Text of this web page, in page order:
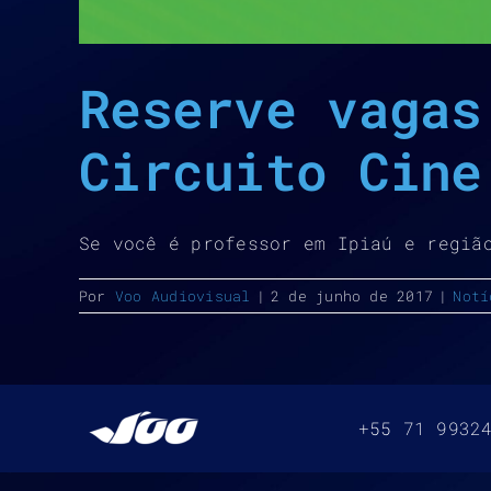
Reserve
Circuito Cine
Se você é professor em Ipiaú e
Por Voo Audiovisual | 2 de junho de 2017 |
+55 71